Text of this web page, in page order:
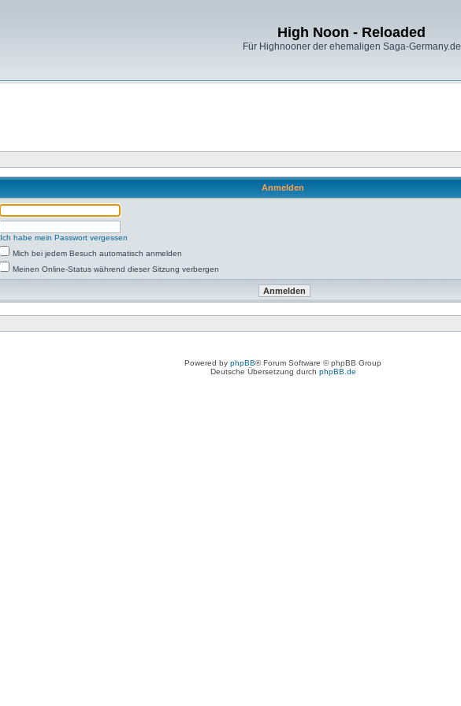
High Noon - Reloaded
Für Highnooner der ehemaligen Saga-Germany.de
Anmelden
Ich habe mein Passwort vergessen
Mich bei jedem Besuch automatisch anmelden
Meinen Online-Status während dieser Sitzung verbergen
Powered by phpBB® Forum Software © phpBB Group
Deutsche Übersetzung durch phpBB.de